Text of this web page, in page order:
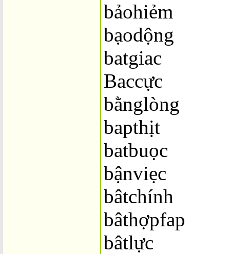
bảohiẻm
bạodộng
batgiac
Baccực
bằnglòng
bapthịt
batbuọc
bậnviẹc
bâtchính
bâthợpfap
bâtlực